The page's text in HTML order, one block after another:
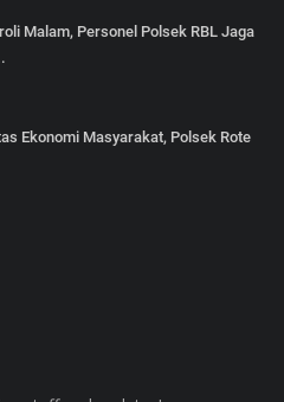
Malam, Personel Polsek RBL Jaga
Ekonomi Masyarakat, Polsek Rote